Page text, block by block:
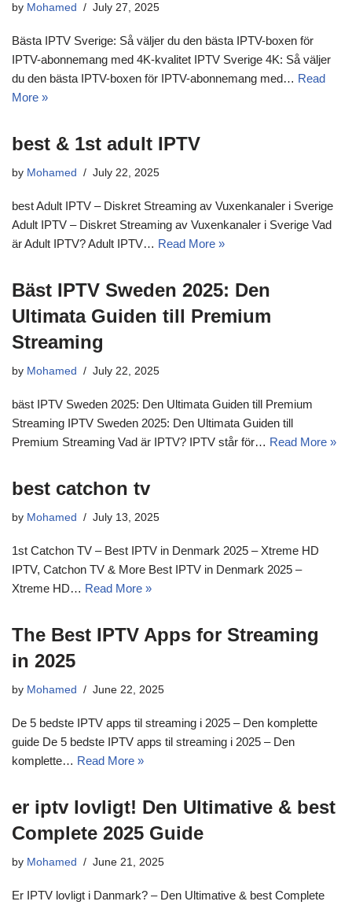
by Mohamed July 27, 2025
Bästa IPTV Sverige: Så väljer du den bästa IPTV-boxen för
IPTV-abonnemang med 4K-kvalitet IPTV Sverige 4K: Så väljer
du den bästa IPTV-boxen för IPTV-abonnemang med… Read
More »
best & 1st adult IPTV
by Mohamed July 22, 2025
best Adult IPTV – Diskret Streaming av Vuxenkanaler i Sverige
Adult IPTV – Diskret Streaming av Vuxenkanaler i Sverige Vad
är Adult IPTV? Adult IPTV… Read More »
Bäst IPTV Sweden 2025: Den
Ultimata Guiden till Premium
Streaming
by Mohamed July 22, 2025
bäst IPTV Sweden 2025: Den Ultimata Guiden till Premium
Streaming IPTV Sweden 2025: Den Ultimata Guiden till
Premium Streaming Vad är IPTV? IPTV står för… Read More »
best catchon tv​
by Mohamed July 13, 2025
1st Catchon TV – Best IPTV in Denmark 2025 – Xtreme HD
IPTV, Catchon TV & More Best IPTV in Denmark 2025 –
Xtreme HD… Read More »
The Best IPTV Apps for Streaming
in 2025
by Mohamed June 22, 2025
De 5 bedste IPTV apps til streaming i 2025 – Den komplette
guide De 5 bedste IPTV apps til streaming i 2025 – Den
komplette… Read More »
er iptv lovligt! Den Ultimative & best
Complete 2025 Guide
by Mohamed June 21, 2025
Er IPTV lovligt i Danmark? – Den Ultimative & best Complete